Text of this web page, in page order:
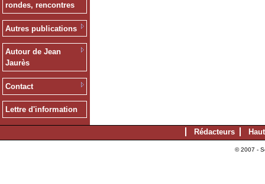
rondes, rencontres
Autres publications
Autour de Jean
Jaurès
Contact
Lettre d'information
Rédacteurs
© 2007 -